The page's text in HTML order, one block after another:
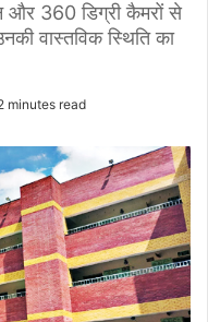
और 360 डिग्री कैमरों से
वास्तविक स्थिति का
minutes read